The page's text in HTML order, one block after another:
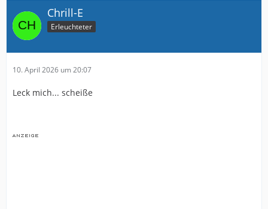
Chrill-E
Erleuchteter
10. April 2026 um 20:07
Leck mich... scheiße